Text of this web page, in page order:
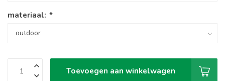
materiaal: *
Toevoegen aan winkelwagen